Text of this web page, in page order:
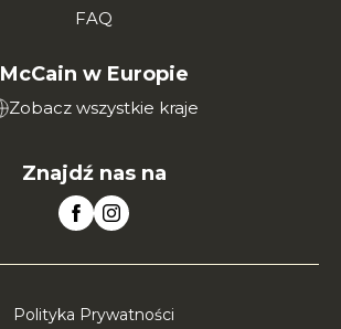
FAQ
McCain w Europie
Zobacz wszystkie kraje
Znajdź nas na
Polityka Prywatności